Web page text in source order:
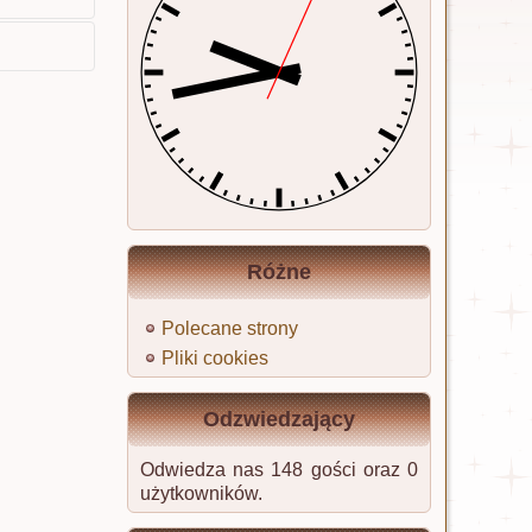
Różne
Polecane strony
Pliki cookies
Odzwiedzający
Odwiedza nas 148 gości oraz 0
użytkowników.